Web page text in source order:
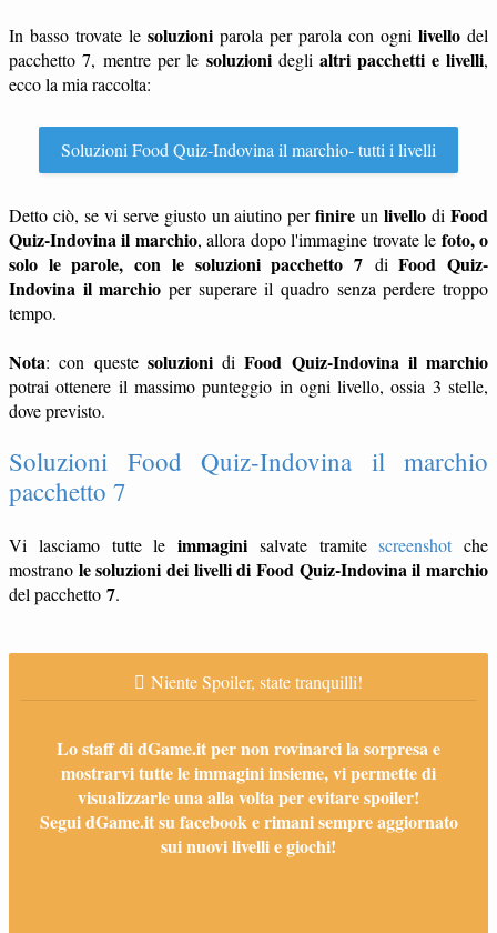
In basso trovate le soluzioni parola per parola con ogni livello del
pacchetto 7, mentre per le soluzionidegli altri pacchetti e livelli,
ecco la mia raccolta:
Soluzioni Food Quiz-Indovina il marchio- tutti i livelli
Detto ciò, se vi serve giusto un aiutino perfinire unlivello diFood
Quiz-Indovina il marchio, allora dopo l'immagine trovate le foto, o
solo le parole, con le soluzioni pacchetto 7diFood Quiz-
Indovina il marchio per superare il quadro senza perdere troppo
tempo.
Nota: con queste soluzionidiFood Quiz-Indovina il marchio
potrai ottenere il massimo punteggio in ogni livello, ossia 3 stelle,
dove previsto.
Soluzioni Food Quiz-Indovina il marchio
pacchetto 7
Vi lasciamo tutte le immagini salvate tramitescreenshot che
mostrano le soluzioni dei livelli di Food Quiz-Indovina il marchio
del pacchetto 7.
Niente Spoiler, state tranquilli!
Lo staff di dGame.it per non rovinarci la sorpresa e
mostrarvi tutte le immagini insieme, vi permette di
visualizzarle una alla volta per evitare spoiler!
Segui dGame.it su facebook e rimani sempre aggiornato
sui nuovi livelli e giochi!